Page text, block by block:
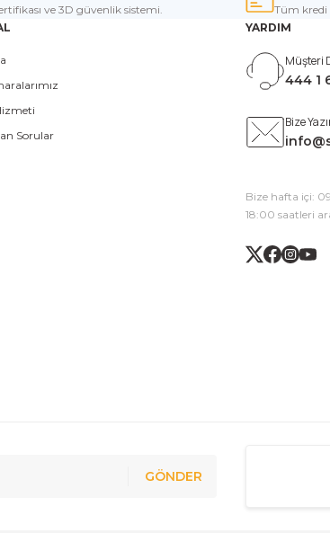
ve 3D güvenlik sistemi.
Tüm kredi
Sorular
YARDIM
Müşteri
444 1
Bize
Bize hafta içi:
18:00 saatleri
GÖNDER